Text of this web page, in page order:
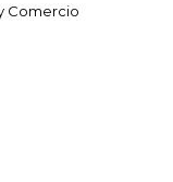
Comercio